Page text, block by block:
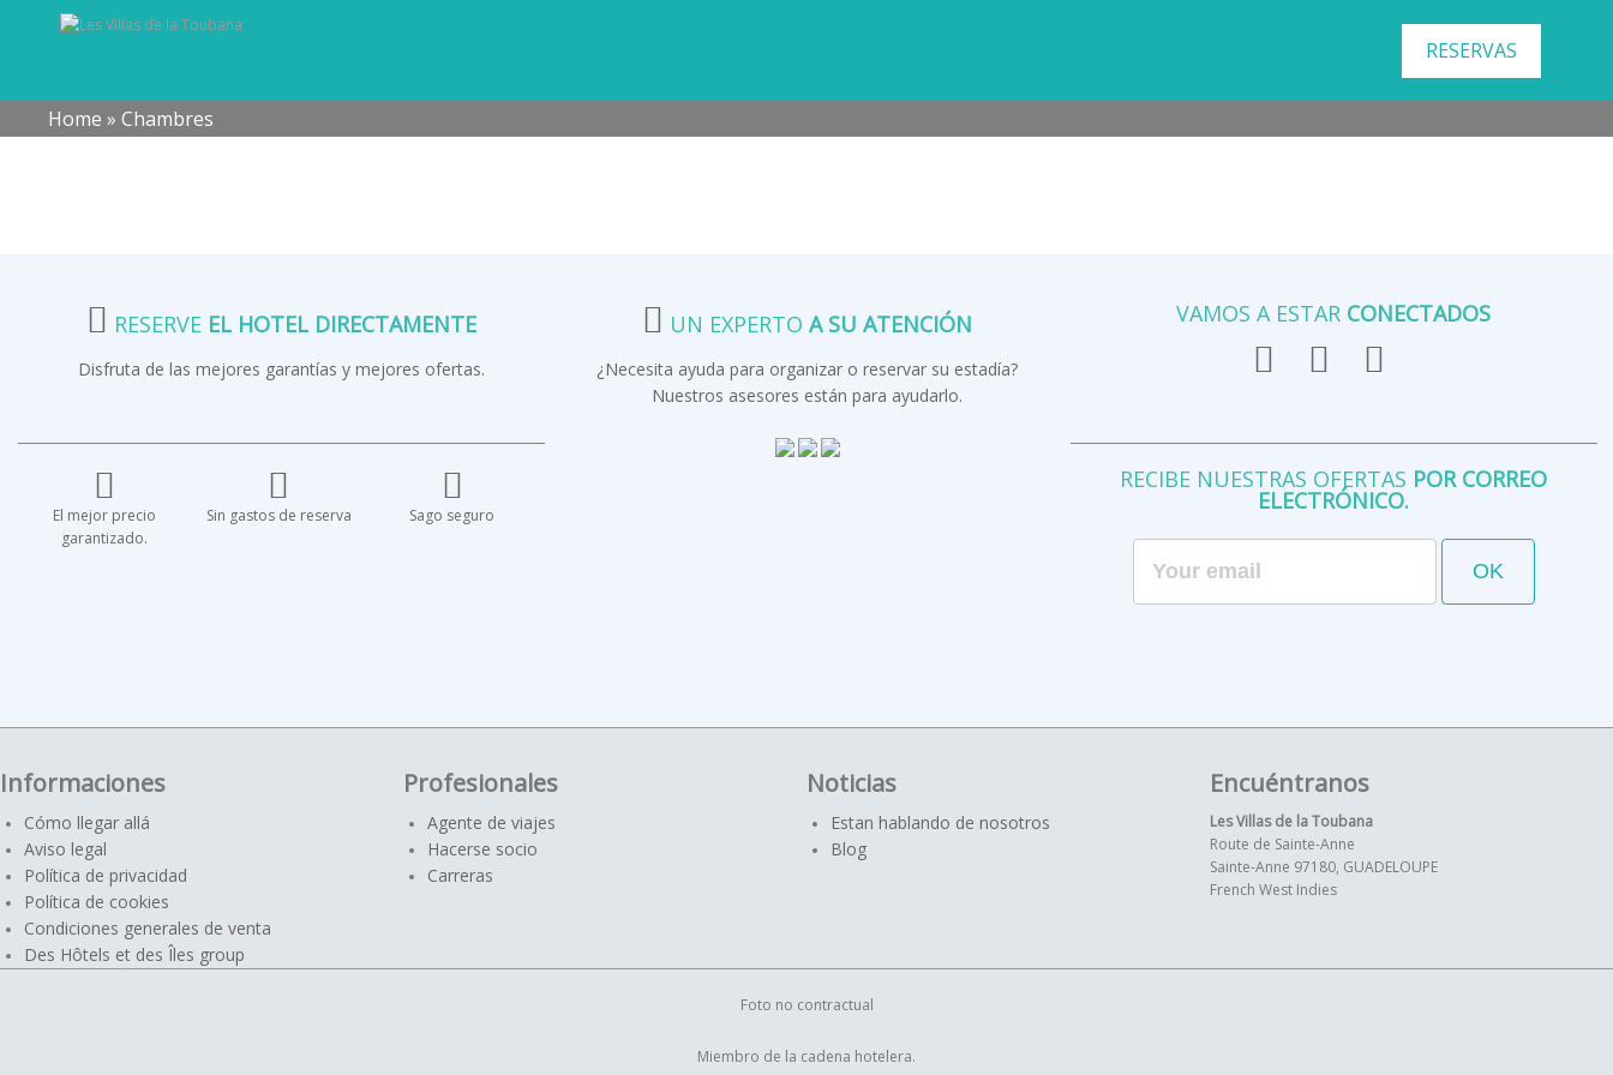
RESERVAS
Home » Chambres
RESERVE EL HOTEL DIRECTAMENTE
Disfruta de las mejores garantías y mejores ofertas.
El mejor precio
garantizado.
Sin gastos de reserva Sago seguro
UN EXPERTOA SU ATENCIÓN
¿Necesita ayuda para organizar o reservar su estadía?
Nuestros asesores están para ayudarlo.
VAMOS A ESTAR CONECTADOS
RECIBE NUESTRAS OFERTAS POR CORREO
ELECTRÓNICO.
Informaciones
Cómo llegar allá
Aviso legal
Política de privacidad
Política de cookies
Condiciones generales de venta
Des Hôtels et des Îles group
Profesionales
Agente de viajes
Hacerse socio
Carreras
Noticias
Estan hablando de nosotros
Blog
Encuéntranos
Les Villas de la Toubana
Route de Sainte-Anne
Sainte-Anne 97180, GUADELOUPE
French West Indies
Foto no contractual
Miembro de la cadena hotelera.